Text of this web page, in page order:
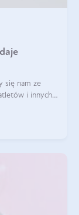
się nam ze
i innych